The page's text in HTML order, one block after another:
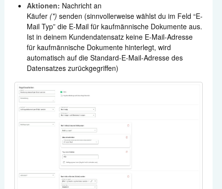
Aktionen: Nachricht an
Käufer (*) senden (sinnvollerweise wählst du im Feld “E-
Mail Typ” die E-Mail für kaufmännische Dokumente aus.
Ist in deinem Kundendatensatz keine E-Mail-Adresse
für kaufmännische Dokumente hinterlegt, wird
automatisch auf die Standard-E-Mail-Adresse des
Datensatzes zurückgegriffen)